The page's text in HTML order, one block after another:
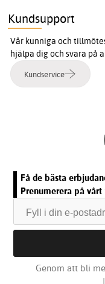
Kundsupport
Vår kunniga och
hjälpa dig och svara på
Kundservice
Få de bästa
Prenumerera på
Genom att bli